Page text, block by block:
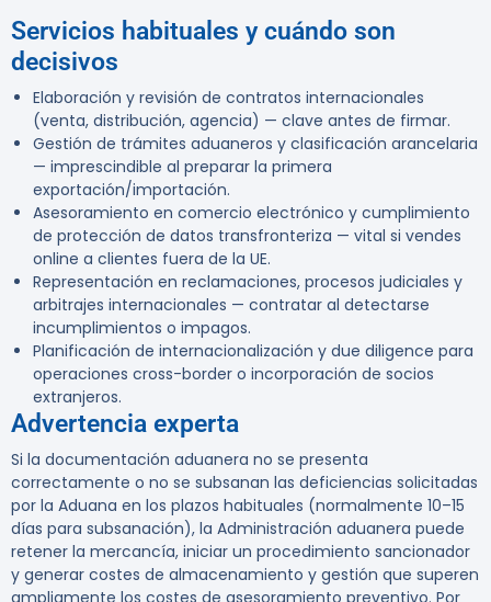
Servicios habituales y cuándo son
decisivos
Elaboración y revisión de contratos internacionales
(venta, distribución, agencia) — clave antes de firmar.
Gestión de trámites aduaneros y clasificación arancelaria
— imprescindible al preparar la primera
exportación/importación.
Asesoramiento en comercio electrónico y cumplimiento
de protección de datos transfronteriza — vital si vendes
online a clientes fuera de la UE.
Representación en reclamaciones, procesos judiciales y
arbitrajes internacionales — contratar al detectarse
incumplimientos o impagos.
Planificación de internacionalización y due diligence para
operaciones cross-border o incorporación de socios
extranjeros.
Advertencia experta
Si la documentación aduanera no se presenta
correctamente o no se subsanan las deficiencias solicitadas
por la Aduana en los plazos habituales (normalmente 10–15
días para subsanación), la Administración aduanera puede
retener la mercancía, iniciar un procedimiento sancionador
y generar costes de almacenamiento y gestión que superen